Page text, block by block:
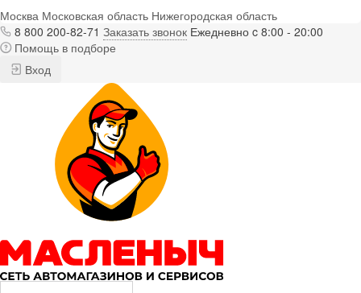
Москва Московская область Нижегородская область
8 800 200-82-71 Заказать звонок Ежедневно c 8:00 - 20:00
Помощь в подборе
Вход